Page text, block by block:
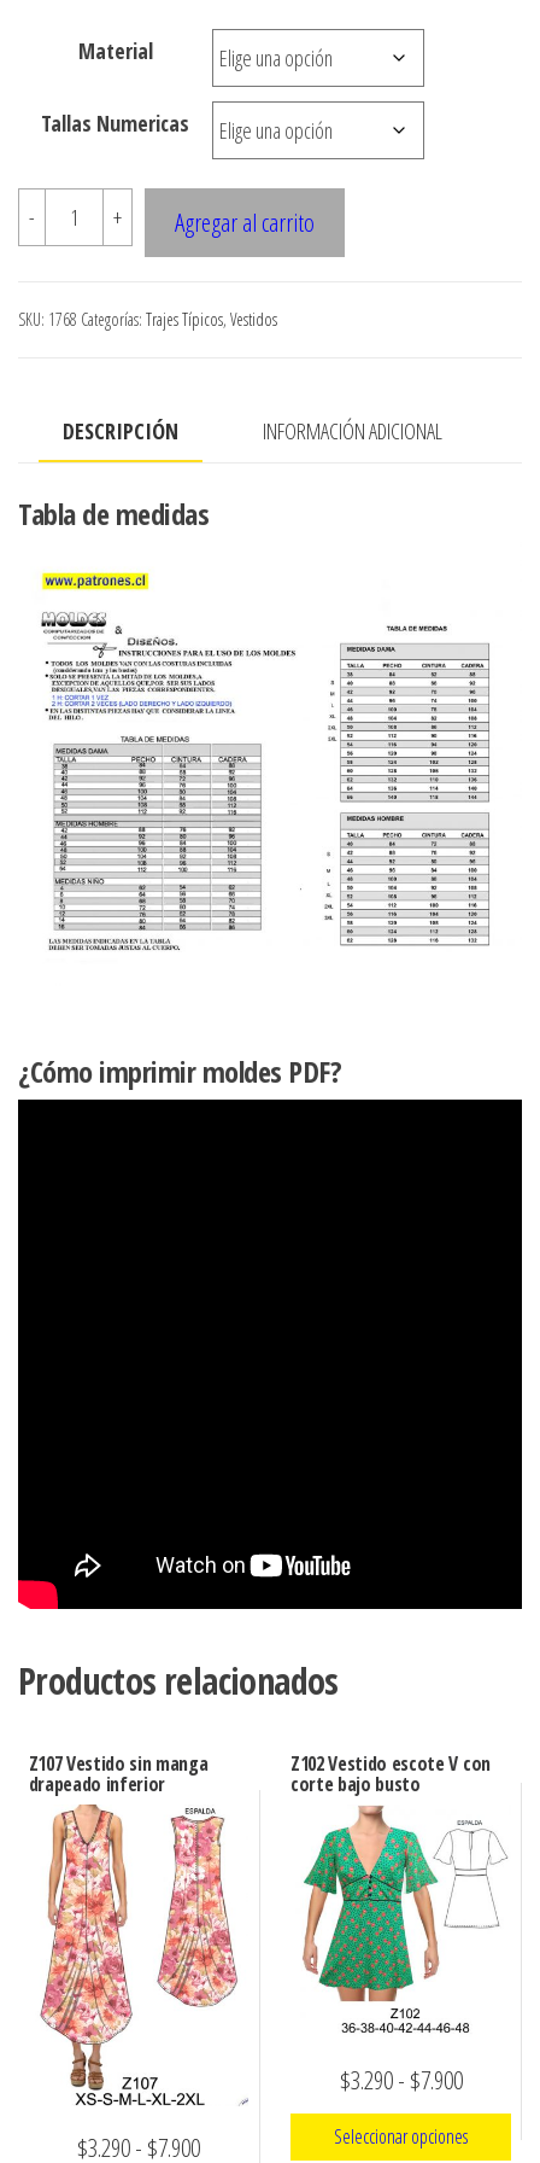
desde
$3.500
$7.990
Material
Tallas Numericas
-
1768
Vestido
cantidad
+ Agregar al carrito
SKU: 1768 Categorías: Trajes Típicos, Vestidos
DESCRIPCIÓN INFORMACIÓN ADICIONAL
Tabla de medidas
¿Cómo imprimir moldes PDF?
Productos relacionados
Z107 Vestido sin manga
drapeado inferior
$3.290- $7.900Rango
Z102 Vestido escote V con
corte bajo busto
$3.290- $7.900Rango
de
Seleccionar opciones